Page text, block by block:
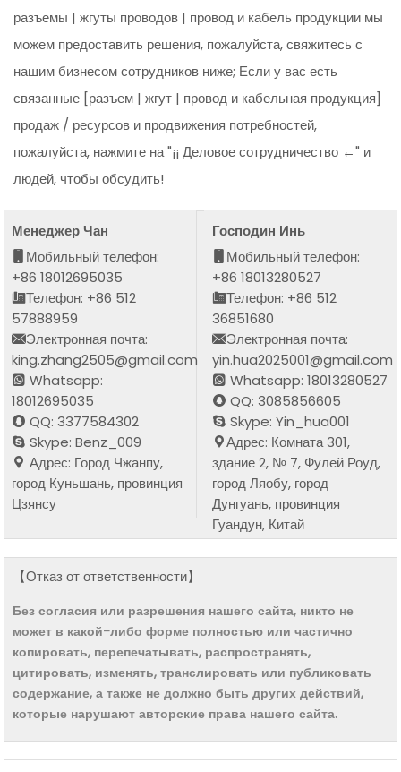
разъемы | жгуты проводов | провод и кабель продукции мы
можем предоставить решения, пожалуйста, свяжитесь с
нашим бизнесом сотрудников ниже; Если у вас есть
связанные [разъем | жгут | провод и кабельная продукция]
продаж / ресурсов и продвижения потребностей,
пожалуйста, нажмите на "¡¡ Деловое сотрудничество ←" и
людей, чтобы обсудить!
Менеджер Чан
Мобильный телефон:
+86 18012695035
Телефон: +86 512
57888959
Электронная почта:
king.zhang2505@gmail.com
Whatsapp:
18012695035
QQ: 3377584302
Skype: Benz_009
Адрес: Город Чжанпу,
город Куньшань, провинция
Цзянсу
Господин Инь
Мобильный телефон:
+86 18013280527
Телефон: +86 512
36851680
Электронная почта:
yin.hua2025001@gmail.com
Whatsapp: 18013280527
QQ: 3085856605
Skype: Yin_hua001
Адрес: Комната 301,
здание 2, № 7, Фулей Роуд,
город Ляобу, город
Дунгуань, провинция
Гуандун, Китай
【Отказ от ответственности】
Без согласия или разрешения нашего сайта, никто не
может в какой-либо форме полностью или частично
копировать, перепечатывать, распространять,
цитировать, изменять, транслировать или публиковать
содержание, а также не должно быть других действий,
которые нарушают авторские права нашего сайта.